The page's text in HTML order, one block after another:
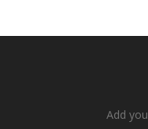
Add